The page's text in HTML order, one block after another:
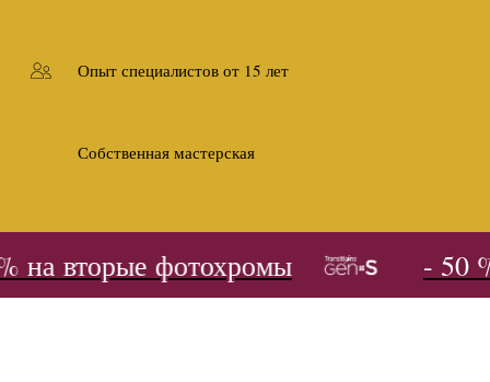
Опыт специалистов от 15 лет
Собственная мастерская
на вторые фотохромы - 50